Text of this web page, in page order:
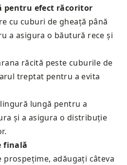
pentru efect răcoritor
cu cuburi de gheață până
a asigura o băutură rece și
răcită peste cuburile de
treptat pentru a evita
lungă pentru a
și a asigura o distribuție
finală
prospețime, adăugați câteva